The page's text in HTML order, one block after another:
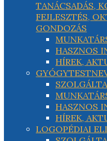
TANÁCSADÁS,
FEJLESZTÉS,
GONDOZÁS
HASZNOS
HÍREK,
HASZNOS
HÍREK,
LOGOPÉDIAI